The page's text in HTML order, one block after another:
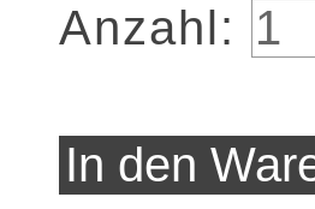
Anzahl: